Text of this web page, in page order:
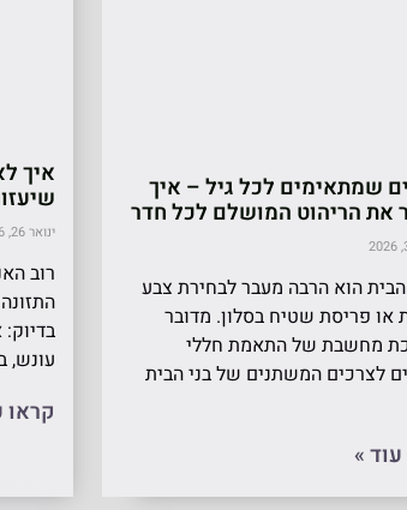
שמתאימים לכל גיל – איך
את הריהוט המושלם לכל חדר
הבית הוא הרבה מעבר לבחירת צבע
או פריסת שטיח בסלון. מדובר
מחשבת של התאמת חללי
לצרכים המשתנים של בני הבית
»
איך
ינואר 26, 2026
רוב
עונש,
קראו